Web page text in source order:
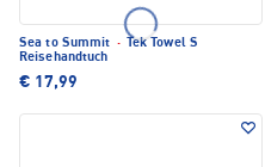
Sea to Summit ·
Tek Towel S
Reisehandtuch
€ 17,99